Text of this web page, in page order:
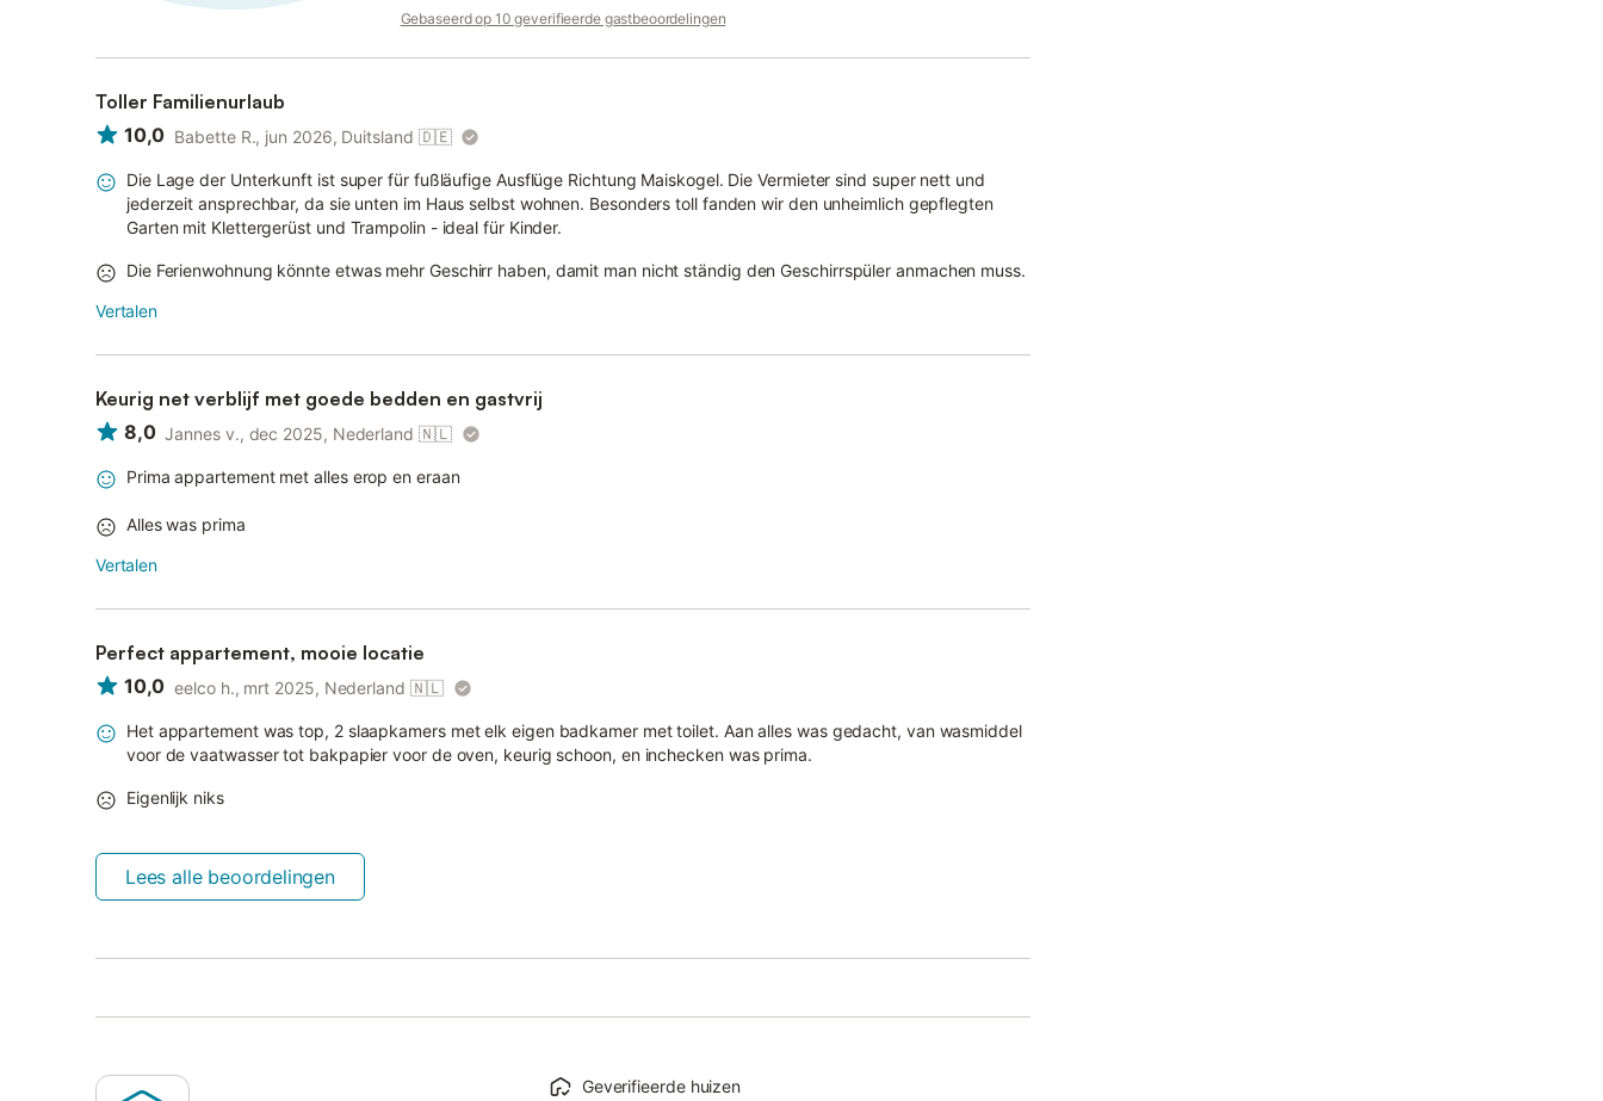
Gebaseerd op 10 geverifieerde gastbeoordelingen
Toller Familienurlaub
10,0 Babette R., jun 2026, Duitsland 🇩🇪
Die Lage der Unterkunft ist super für fußläufige Ausflüge Richtung Maiskogel. Die Vermieter sind super nett und
jederzeit ansprechbar, da sie unten im Haus selbst wohnen. Besonders toll fanden wir den unheimlich gepflegten
Garten mit Klettergerüst und Trampolin - ideal für Kinder.
Die Ferienwohnung könnte etwas mehr Geschirr haben, damit man nicht ständig den Geschirrspüler anmachen muss.
Vertalen
Keurig net verblijf met goede bedden en gastvrij
8,0 Jannes v., dec 2025, Nederland 🇳🇱
Prima appartement met alles erop en eraan
Alles was prima
Vertalen
Perfect appartement, mooie locatie
10,0 eelco h., mrt 2025, Nederland 🇳🇱
Het appartement was top, 2 slaapkamers met elk eigen badkamer met toilet. Aan alles was gedacht, van wasmiddel
voor de vaatwasser tot bakpapier voor de oven, keurig schoon, en inchecken was prima.
Eigenlijk niks
Lees alle beoordelingen
Geverifieerde huizen